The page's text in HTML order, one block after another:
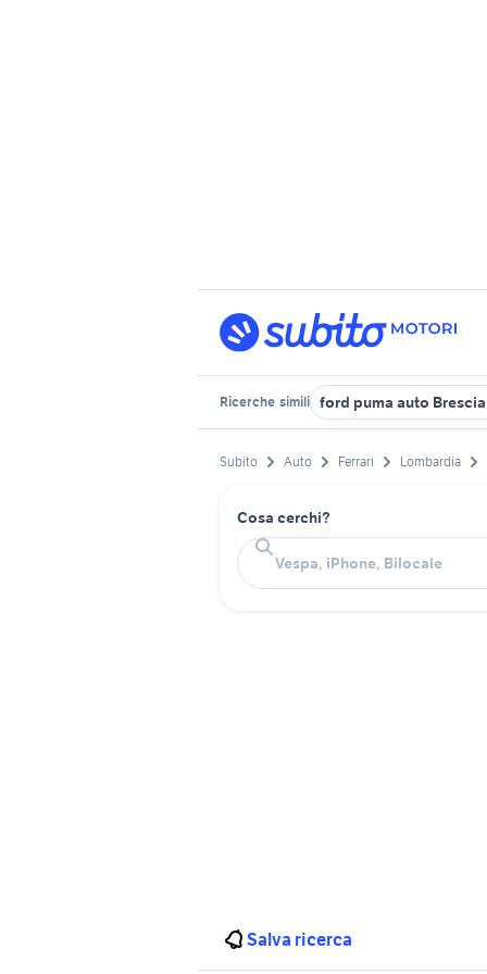
Ricerche simili ford puma auto
Subito Auto Ferrari Lombardia
Cosa cerchi?
Salva ricerca